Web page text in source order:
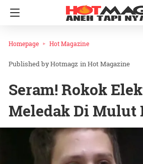
Homepage Hot Magazine
Hotmagz inHot Magazine
Seram! Rokok
Meledak Di Mulut